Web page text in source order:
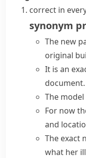
correct in
synonym
The new
original
It is an
document.
The
For now
and
The exact
what her